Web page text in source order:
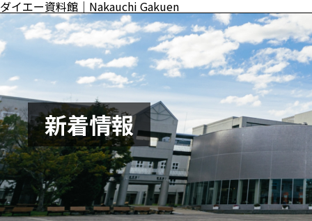
ダイエー資料館｜Nakauchi Gakuen
新着情報